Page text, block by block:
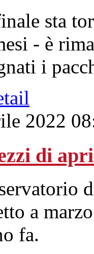
sta
- è
i
2022
di
a
fa.